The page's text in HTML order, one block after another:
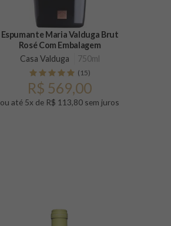
Espumante Maria Valduga Brut
Rosé Com Embalagem
Casa Valduga
750ml
(15)
R$ 569,00
ou até 5x de R$ 113,80 sem juros